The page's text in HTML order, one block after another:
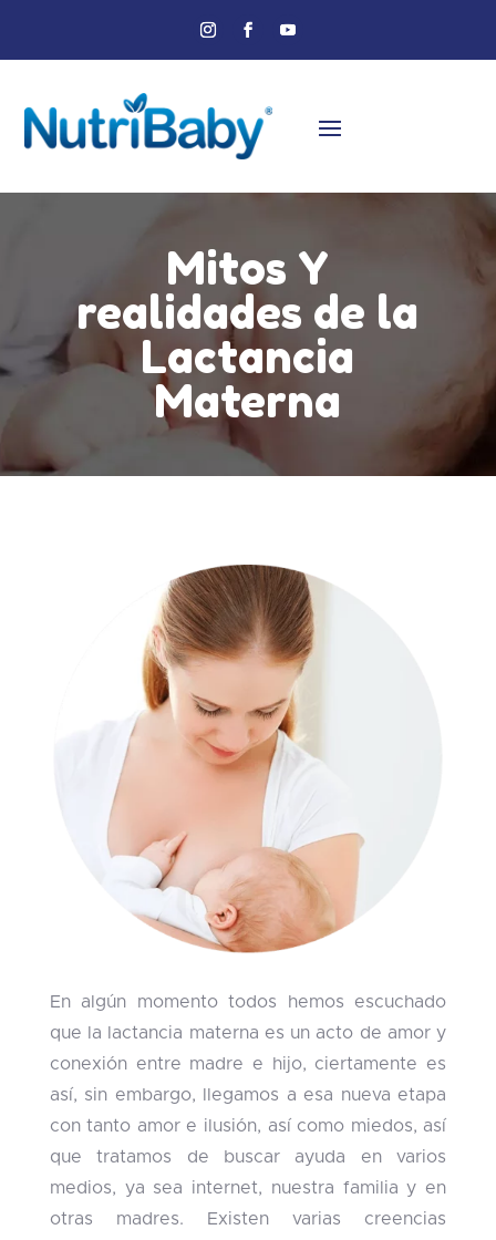
Mitos Y
realidades de la
Lactancia
Materna
En algún momento todos hemos escuchado
que la lactancia materna es un acto de amor y
conexión entre madre e hijo, ciertamente es
así, sin embargo, llegamos a esa nueva etapa
con tanto amor e ilusión, así como miedos, así
que tratamos de buscar ayuda en varios
medios, ya sea internet, nuestra familia y en
otras madres. Existen varias creencias